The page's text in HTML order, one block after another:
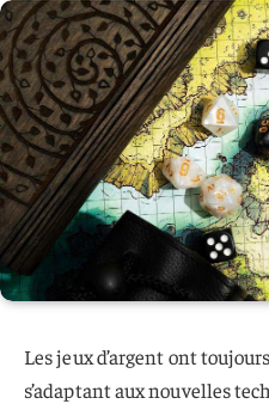
Les jeux d’argent ont
s’adaptant aux nouvelles